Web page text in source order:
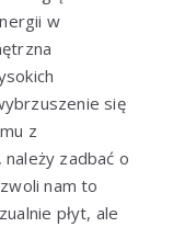
w
się
z
zadbać o
nam to
płyt, ale